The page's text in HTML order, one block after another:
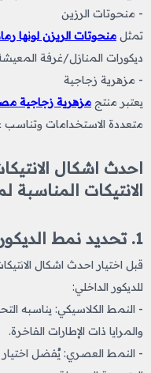
- منحوتات الرزين
تمثل منحوتات الريزن لونها
ديكورات المنازل/غرفة
- مزهرية زجاجية
يعتبر منتج مزهرية زجاجية
متعددة الاستخدامات
احدث اشكال
الانتيكات المناسبة
1. تحديد نمط الديكور
قبل اختيار احدث اشكال
للديكور الداخلي:
- النمط الكلاسيكي: يناسبه
والمرايا ذات الإطارات الفاخرة.
- النمط العصري: يُفضل اختيار